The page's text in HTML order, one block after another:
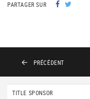
PARTAGER SUR
PRÉCÉDENT
TITLE SPONSOR